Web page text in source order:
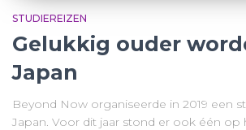
STUDIEREIZEN
Gelukkig ouder
Japan
Beyond Now organiseerde in 2019 een
Japan. Voor dit jaar stond er ook één op